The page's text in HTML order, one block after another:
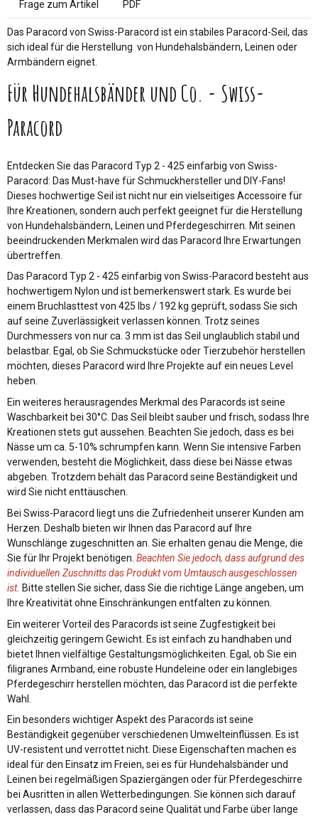
Frage zum Artikel PDF
Das Paracord von Swiss-Paracord ist ein stabiles Paracord-Seil, das
sich ideal für die Herstellung von Hundehalsbändern, Leinen oder
Armbändern eignet.
Für Hundehalsbänder und Co. - Swiss-
Paracord
Entdecken Sie das Paracord Typ 2 - 425 einfarbig von Swiss-
Paracord: Das Must-have für Schmuckhersteller und DIY-Fans!
Dieses hochwertige Seil ist nicht nur ein vielseitiges Accessoire für
Ihre Kreationen, sondern auch perfekt geeignet für die Herstellung
von Hundehalsbändern, Leinen und Pferdegeschirren. Mit seinen
beeindruckenden Merkmalen wird das Paracord Ihre Erwartungen
übertreffen.
Das Paracord Typ 2 - 425 einfarbig von Swiss-Paracord besteht aus
hochwertigem Nylon und ist bemerkenswert stark. Es wurde bei
einem Bruchlasttest von 425 lbs / 192 kg geprüft, sodass Sie sich
auf seine Zuverlässigkeit verlassen können. Trotz seines
Durchmessers von nur ca. 3 mm ist das Seil unglaublich stabil und
belastbar. Egal, ob Sie Schmuckstücke oder Tierzubehör herstellen
möchten, dieses Paracord wird Ihre Projekte auf ein neues Level
heben.
Ein weiteres herausragendes Merkmal des Paracords ist seine
Waschbarkeit bei 30°C. Das Seil bleibt sauber und frisch, sodass Ihre
Kreationen stets gut aussehen. Beachten Sie jedoch, dass es bei
Nässe um ca. 5-10% schrumpfen kann. Wenn Sie intensive Farben
verwenden, besteht die Möglichkeit, dass diese bei Nässe etwas
abgeben. Trotzdem behält das Paracord seine Beständigkeit und
wird Sie nicht enttäuschen.
Bei Swiss-Paracord liegt uns die Zufriedenheit unserer Kunden am
Herzen. Deshalb bieten wir Ihnen das Paracord auf Ihre
Wunschlänge zugeschnitten an. Sie erhalten genau die Menge, die
Sie für Ihr Projekt benötigen. Beachten Sie jedoch, dass aufgrund des
individuellen Zuschnitts das Produkt vom Umtausch ausgeschlossen
ist. Bitte stellen Sie sicher, dass Sie die richtige Länge angeben, um
Ihre Kreativität ohne Einschränkungen entfalten zu können.
Ein weiterer Vorteil des Paracords ist seine Zugfestigkeit bei
gleichzeitig geringem Gewicht. Es ist einfach zu handhaben und
bietet Ihnen vielfältige Gestaltungsmöglichkeiten. Egal, ob Sie ein
filigranes Armband, eine robuste Hundeleine oder ein langlebiges
Pferdegeschirr herstellen möchten, das Paracord ist die perfekte
Wahl.
Ein besonders wichtiger Aspekt des Paracords ist seine
Beständigkeit gegenüber verschiedenen Umwelteinflüssen. Es ist
UV-resistent und verrottet nicht. Diese Eigenschaften machen es
ideal für den Einsatz im Freien, sei es für Hundehalsbänder und
Leinen bei regelmäßigen Spaziergängen oder für Pferdegeschirre
bei Ausritten in allen Wetterbedingungen. Sie können sich darauf
verlassen, dass das Paracord seine Qualität und Farbe über lange